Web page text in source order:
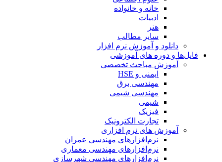
خانه و خانواده
ادبیات
هنر
سایر مطالب
دانلود و آموزش نرم افزار
فایل‌ها و دوره های آموزشی
آموزش مباحث تخصصی
ایمنی و HSE
مهندسی برق
مهندسی شیمی
شیمی
فیزیک
تجارت الکترونیک
آموزش های نرم افزاری
نرم‌افزارهای مهندسی عمران
نرم‌افزارهای مهندسی معماری
نرم‌افزارهای مهندسی شهرسازی